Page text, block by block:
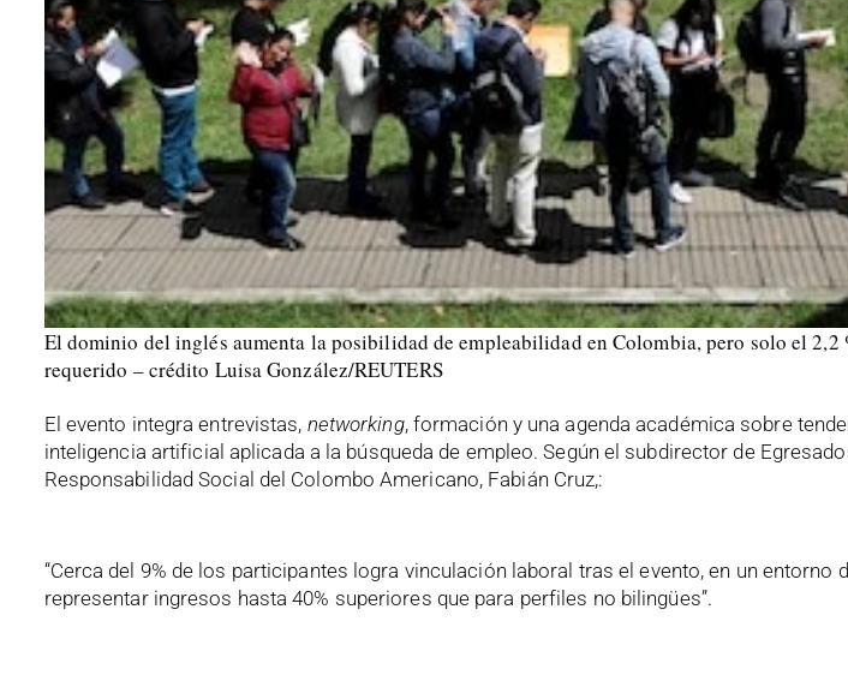
El dominio del inglés aumenta la posibilidad de empleabilidad en Colombia, pero solo el 2,2
requerido – crédito Luisa González/REUTERS
El evento integra entrevistas, networking, formación y una agenda académica sobre
inteligencia artificial aplicada a la búsqueda de empleo. Según el subdirector de
Responsabilidad Social del Colombo Americano, Fabián Cruz,:
“Cerca del 9% de los participantes logra vinculación laboral tras el evento, en un entorno
representar ingresos hasta 40% superiores que para perfiles no bilingües”.